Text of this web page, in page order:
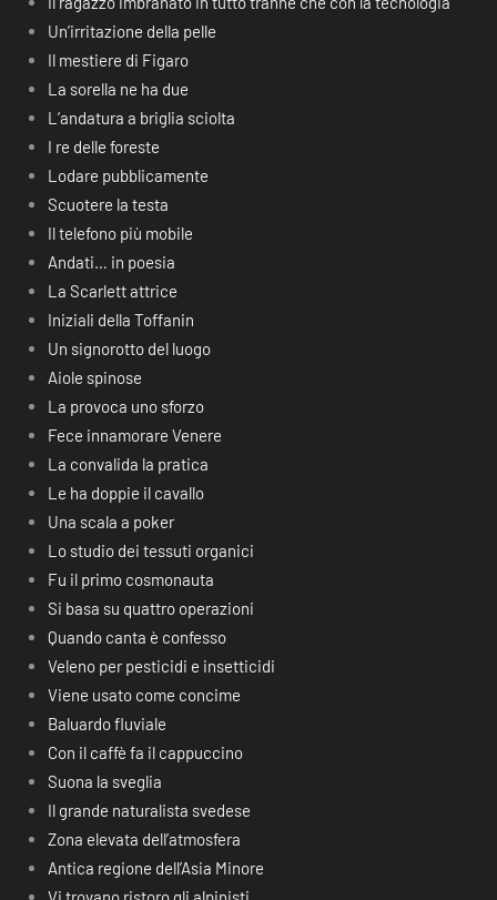
Un’irritazione della pelle
Il mestiere di Figaro
La sorella ne ha due
L’andatura a briglia sciolta
I re delle foreste
Lodare pubblicamente
Scuotere la testa
Il telefono più mobile
Andati… in poesia
La Scarlett attrice
Iniziali della Toffanin
Un signorotto del luogo
Aiole spinose
La provoca uno sforzo
Fece innamorare Venere
La convalida la pratica
Le ha doppie il cavallo
Una scala a poker
Lo studio dei tessuti organici
Fu il primo cosmonauta
Si basa su quattro operazioni
Quando canta è confesso
Veleno per pesticidi e insetticidi
Viene usato come concime
Baluardo fluviale
Con il caffè fa il cappuccino
Suona la sveglia
Il grande naturalista svedese
Zona elevata dell’atmosfera
Antica regione dell’Asia Minore